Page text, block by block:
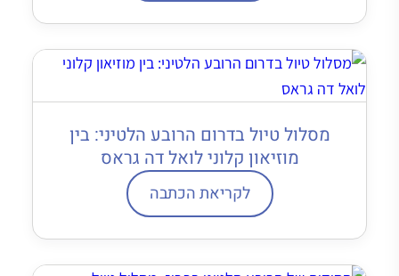
מסלול טיול בדרום הרובע הלטיני: בין
מוזיאון קלוני לואל דה גראס
לקריאת הכתבה